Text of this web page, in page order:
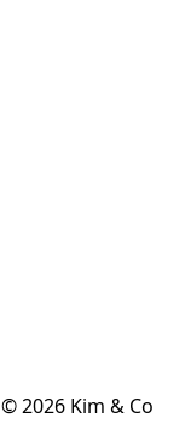
© 2026 Kim & Co